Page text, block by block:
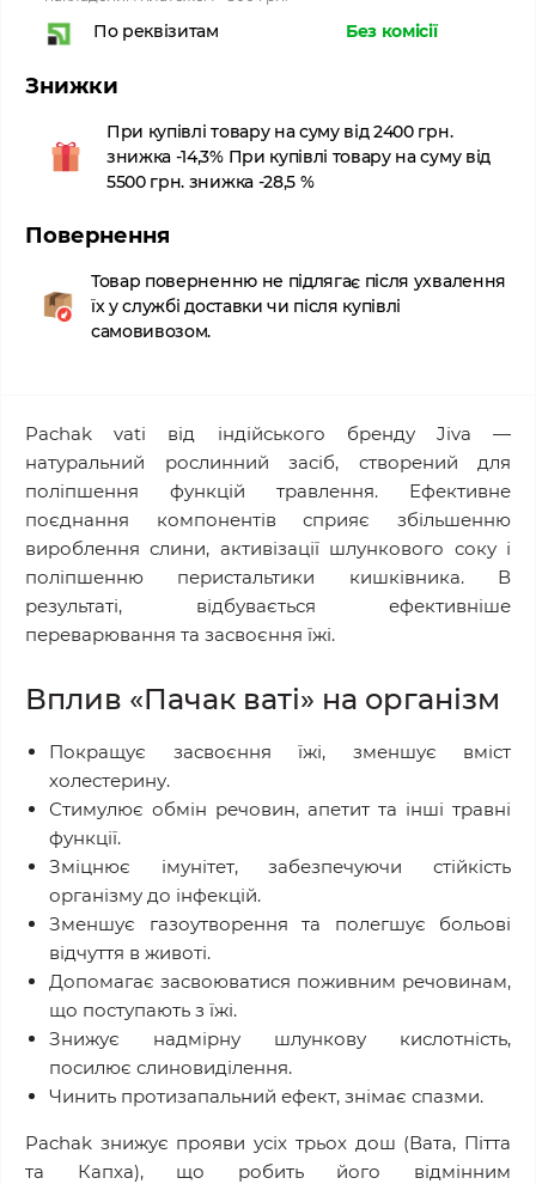
По реквізитам Без комісії
Знижки
При купівлі товару на суму від 2400 грн.
знижка -14,3% При купівлі товару на суму від
5500 грн. знижка -28,5 %
Повернення
Товар поверненню не підлягає після ухвалення
їх у службі доставки чи після купівлі
самовивозом.
Pachak vati від індійського бренду Jiva —
натуральний рослинний засіб, створений для
поліпшення функцій травлення. Ефективне
поєднання компонентів сприяє збільшенню
вироблення слини, активізації шлункового соку і
поліпшенню перистальтики кишківника. В
результаті, відбувається ефективніше
переварювання та засвоєння їжі.
Вплив «Пачак ваті» на організм
Покращує засвоєння їжі, зменшує вміст
холестерину.
Стимулює обмін речовин, апетит та інші травні
функції.
Зміцнює імунітет, забезпечуючи стійкість
організму до інфекцій.
Зменшує газоутворення та полегшує больові
відчуття в животі.
Допомагає засвоюватися поживним речовинам,
що поступають з їжі.
Знижує надмірну шлункову кислотність,
посилює слиновиділення.
Чинить протизапальний ефект, знімає спазми.
Pachak знижує прояви усіх трьох дош (Вата, Пітта
та Капха), що робить його відмінним